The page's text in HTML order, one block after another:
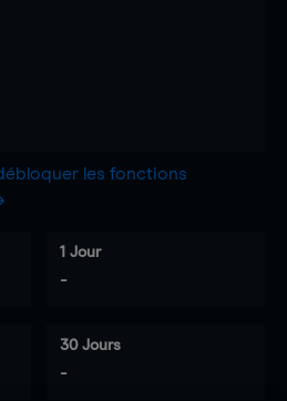
les fonctions
1 Jour
-
30 Jours
-